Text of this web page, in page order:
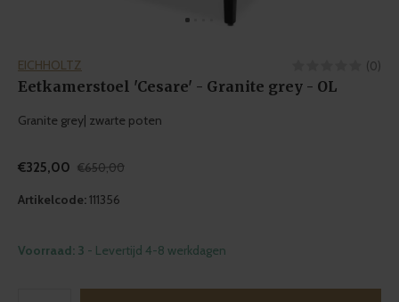
EICHHOLTZ (0)
Eetkamerstoel 'Cesare' - Granite grey - OL
Granite grey| zwarte poten
€325,00 €650,00
Artikelcode:111356
Voorraad: 3 - Levertijd 4-8 werkdagen